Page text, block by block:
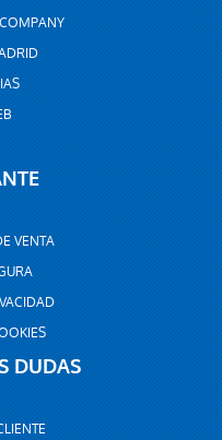
VENTA
DUDAS